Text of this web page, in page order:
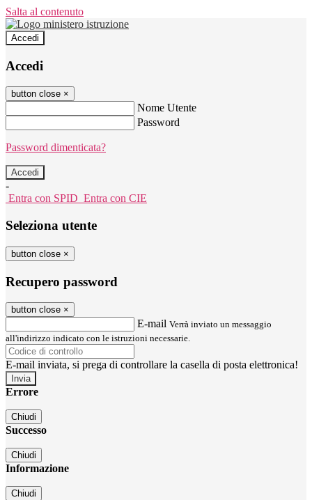
Salta al contenuto
Accedi
Accedi
button close ×
Nome Utente
Password
Password dimenticata?
-
Entra con SPID Entra con CIE
Seleziona utente
button close ×
Recupero password
button close ×
E-mail Verrà inviato un messaggio
all'indirizzo indicato con le istruzioni necessarie.
E-mail inviata, si prega di controllare la casella di posta elettronica!
Errore
Chiudi
Successo
Chiudi
Informazione
Chiudi